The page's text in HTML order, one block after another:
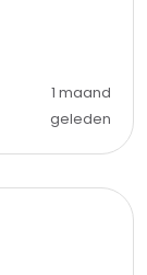
1 maand
geleden